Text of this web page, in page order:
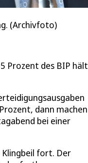
(Archivfoto)
Prozent des BIP hält
dann machen
bei einer
Klingbeil fort. Der